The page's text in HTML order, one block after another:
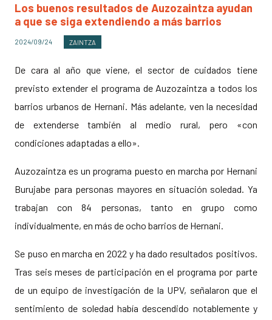
Los buenos resultados de Auzozaintza ayudan
a que se siga extendiendo a más barrios
2024/09/24 ZAINTZA
De cara al año que viene, el sector de cuidados tiene
previsto extender el programa de Auzozaintza a todos los
barrios urbanos de Hernani. Más adelante, ven la necesidad
de extenderse también al medio rural, pero «con
condiciones adaptadas a ello».
Auzozaintza es un programa puesto en marcha por Hernani
Burujabe para personas mayores en situación soledad. Ya
trabajan con 84 personas, tanto en grupo como
individualmente, en más de ocho barrios de Hernani.
Se puso en marcha en 2022 y ha dado resultados positivos.
Tras seis meses de participación en el programa por parte
de un equipo de investigación de la UPV, señalaron que el
sentimiento de soledad había descendido notablemente y